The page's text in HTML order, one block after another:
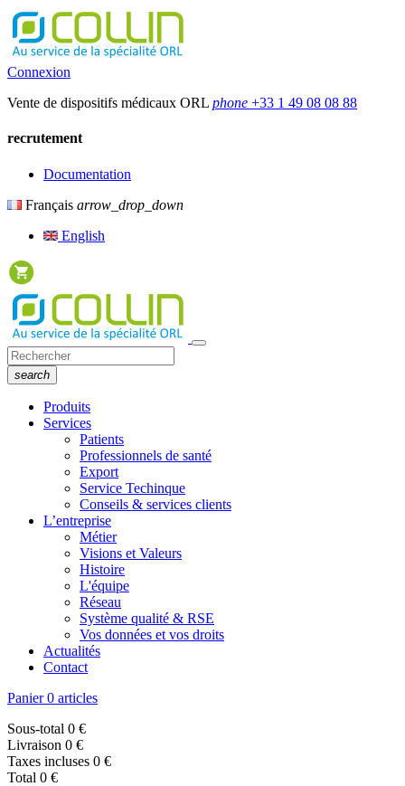
Connexion
Vente de dispositifs médicaux ORL phone +33 1 49 08 08 88
recrutement
Documentation
Français arrow_drop_down
English
search
Produits
Services
Patients
Professionnels de santé
Export
Service Techinque
Conseils & services clients
L’entreprise
Métier
Visions et Valeurs
Histoire
L'équipe
Réseau
Système qualité & RSE
Vos données et vos droits
Actualités
Contact
Panier 0 articles
Sous-total 0 €
Livraison 0 €
Taxes incluses 0 €
Total 0 €